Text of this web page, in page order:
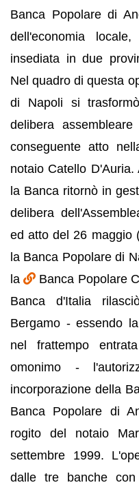
Banca Popolare di
dell'economia
insediata in due
Nel quadro di questa
di Napoli si
delibera
conseguente atto
notaio Catello
la Banca ritornò in
delibera
ed atto del 26 maggio
la Banca Popolare di
la
Banca Popolare
Banca d'Italia
Bergamo - essendo
nel frattempo
omonimo -
incorporazione della
Banca Popolare di
rogito del notaio
settembre 1999.
dalle tre banche